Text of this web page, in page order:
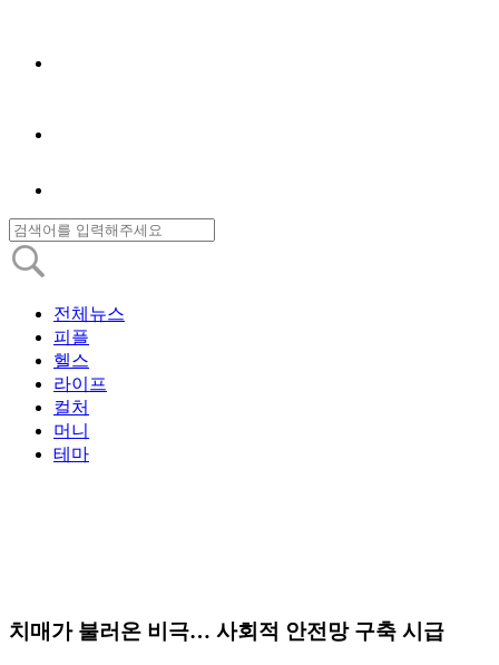
전체뉴스
피플
헬스
라이프
컬처
머니
테마
치매가 불러온 비극… 사회적 안전망 구축 시급